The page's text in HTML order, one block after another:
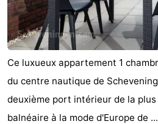
Ce luxueux appartement 1
du centre nautique de
deuxième port intérieur de la
balnéaire à la mode d'Europe de ...